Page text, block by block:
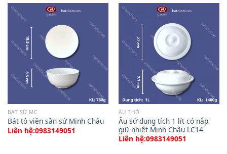
BÁT SỨ MC
Bát tô viền sần sứ Minh Châu
Liên hệ:0983149051
ÂU THỐ
Âu sứ dung tích 1 lít có nắp
giữ nhiệt Minh Châu LC14
Liên hệ:0983149051